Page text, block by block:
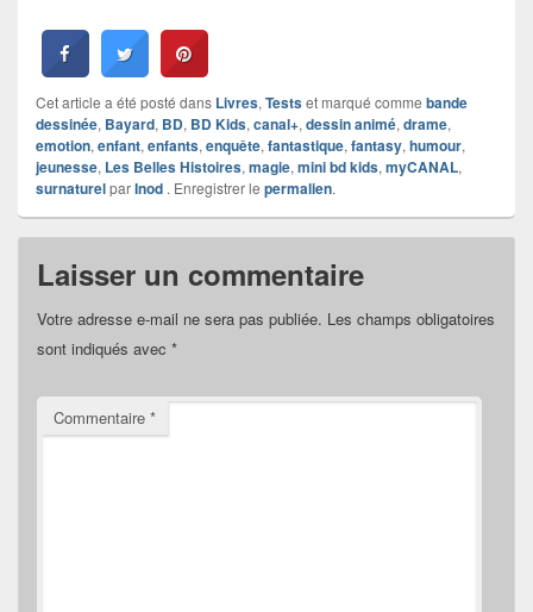
Cet article a été posté dans Livres, Testset marqué comme bande
dessinée, Bayard, BD, BD Kids, canal+, dessin animé, drame,
emotion, enfant, enfants, enquête, fantastique, fantasy, humour,
jeunesse, Les Belles Histoires, magie, mini bd kids, myCANAL,
surnaturelparInod . Enregistrer le permalien.
Laisser un commentaire
Votre adresse e-mail ne sera pas publiée. Les champs obligatoires
sont indiqués avec *
Commentaire *